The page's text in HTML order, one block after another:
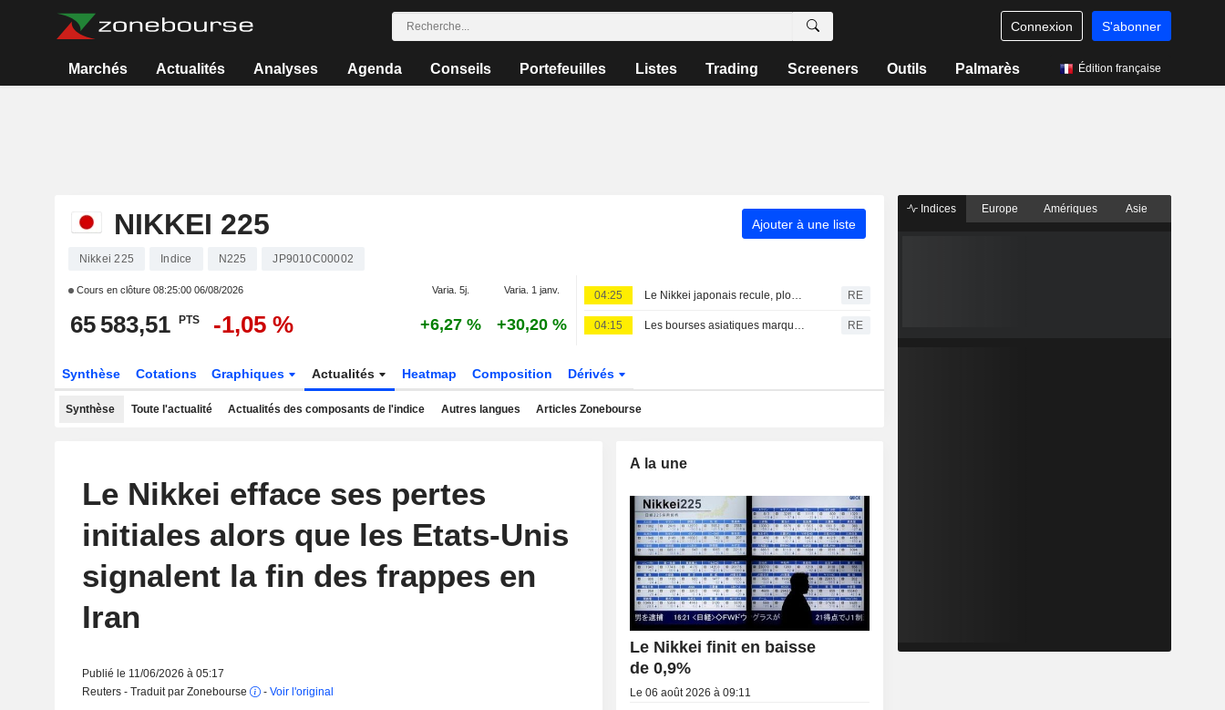
Connexion S'abonner
Marchés Actualités Analyses Agenda Conseils Portefeuilles Listes Trading Screeners Outils Palmarès Édition française
NIKKEI 225 Ajouter à une liste
Nikkei 225 Indice N225 JP9010C00002
Cours en clôture 08:25:00 06/08/2026 Varia. 5j. Varia. 1 janv.
65 583,51 PTS -1,05 % +6,27 % +30,20 %
04:25 Le Nikkei japonais recule, plombé par les valeurs liées à l'intelligence artificielle RE
04:15 Les bourses asiatiques marquent une pause avant l'emploi américain, le pétrole progresse face aux risques au Moyen-Orient RE
Synthèse Cotations Graphiques Actualités Heatmap Composition Dérivés
Synthèse Toute l'actualité Actualités des composants de l'indice Autres langues Articles Zonebourse
Le Nikkei efface ses pertes
initiales alors que les Etats-Unis
signalent la fin des frappes en
Iran
Publié le 11/06/2026 à 05:17
Reuters - Traduit par Zonebourse
- Voir l'original
A la une
Le Nikkei finit en baisse
de 0,9%
Le 06 août 2026 à 09:11
Indices Europe Amériques Asie